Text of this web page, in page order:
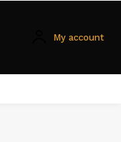
My account